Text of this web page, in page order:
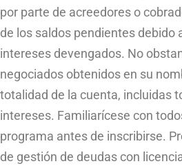
por parte de acreedores o
de los saldos pendientes debido
intereses devengados. No
negociados obtenidos en su
totalidad de la cuenta, incluidas
intereses. Familiarícese con
programa antes de inscribirse.
de gestión de deudas con